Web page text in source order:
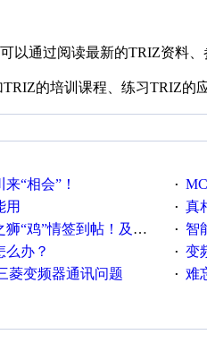
以通过阅读最新的TRIZ资料
的培训课程、练习TRIZ
“相会”！ ·
用 · 真相
签到帖！及时更新在线研讨会预告 · 智能
么办？ · 变
菱变频器通讯问题 · 难